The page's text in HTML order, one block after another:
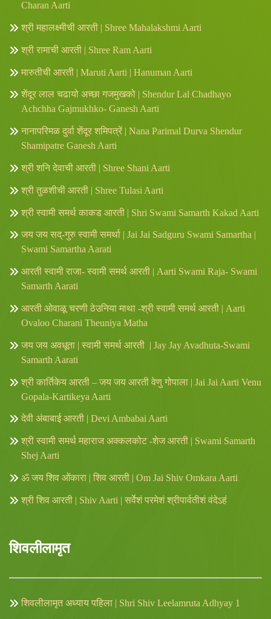
Charan Aarti
श्री महालक्ष्मीची आरती | Shree Mahalakshmi Aarti
श्री रामाची आरती | Shree Ram Aarti
मारुतीची आरती | Maruti Aarti | Hanuman Aarti
शेंदूर लाल चढायो अच्छा गजमुखको | Shendur Lal Chadhayo
Achchha Gajmukhko- Ganesh Aarti
नानापरिमळ दुर्वा शेंदूर शमिपत्रें | Nana Parimal Durva Shendur
Shamipatre Ganesh Aarti
श्री शनि देवाची आरती | Shree Shani Aarti
श्री तुळशीची आरती | Shree Tulasi Aarti
श्री स्वामी समर्थ काकड आरती | Shri Swami Samarth Kakad Aarti
जय जय सद्-गुरु स्वामी समर्था | Jai Jai Sadguru Swami Samartha |
Swami Samartha Aarati
आरती स्वामी राजा- स्वामी समर्थ आरती | Aarti Swami Raja- Swami
Samarth Aarati
आरती ओवाळू चरणी ठेउनिया माथा -श्री स्वामी समर्थ आरती | Aarti
Ovaloo Charani Theuniya Matha
जय जय अवधूता | स्वामी समर्थ आरती | Jay Jay Avadhuta-Swami
Samarth Aarati
श्री कार्तिकेय आरती – जय जय आरती वेणु गोपाला | Jai Jai Aarti Venu
Gopala-Kartikeya Aarti
देवी अंबाबाई आरती | Devi Ambabai Aarti
श्री स्वामी समर्थ महाराज अक्कलकोट -शेज आरती | Swami Samarth
Shej Aarti
ॐ जय शिव ओंकारा | शिव आरती | Om Jai Shiv Omkara Aarti
श्री शिव आरती | Shiv Aarti | सर्वेशं परमेशं श्रीपार्वतीशं वंदेऽहं
शिवलीलामृत
शिवलीलामृत अध्याय पहिला | Shri Shiv Leelamruta Adhyay 1